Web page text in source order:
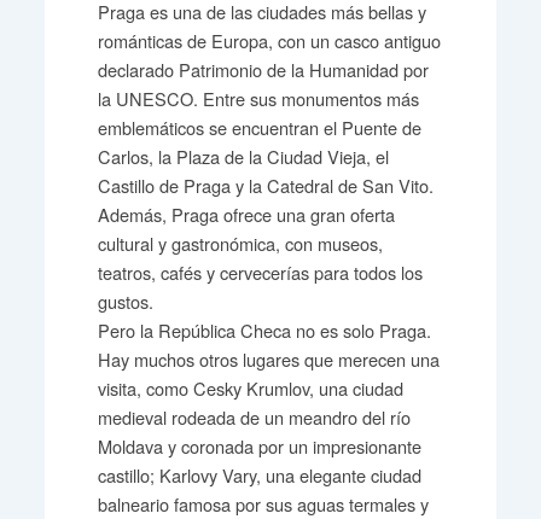
Praga es una de las ciudades más bellas y
románticas de Europa, con un casco antiguo
declarado Patrimonio de la Humanidad por
la UNESCO. Entre sus monumentos más
emblemáticos se encuentran el Puente de
Carlos, la Plaza de la Ciudad Vieja, el
Castillo de Praga y la Catedral de San Vito.
Además, Praga ofrece una gran oferta
cultural y gastronómica, con museos,
teatros, cafés y cervecerías para todos los
gustos.
Pero la República Checa no es solo Praga.
Hay muchos otros lugares que merecen una
visita, como Cesky Krumlov, una ciudad
medieval rodeada de un meandro del río
Moldava y coronada por un impresionante
castillo; Karlovy Vary, una elegante ciudad
balneario famosa por sus aguas termales y